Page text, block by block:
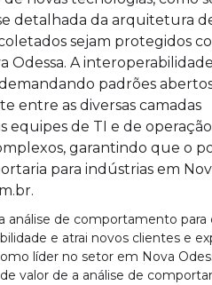
detalhada da arquitetura
sejam protegidos
Odessa. A
padrões
entre as diversas camadas
equipes de TI e de
garantindo que o
para indústrias em
de comportamento para
e atrai novos clientes e
líder no setor em Nova
valor de a análise de